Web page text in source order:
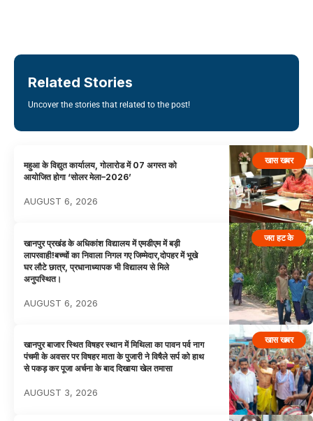
Related Stories
Uncover the stories that related to the post!
खास खबर
महुआ के विद्युत कार्यालय, गोलारोड में 07 अगस्त को
आयोजित होगा ‘सोलर मेला–2026’
AUGUST 6, 2026
जरा हट के
खानपुर प्रखंड के अधिकांश विद्यालय में एमडीएम में बड़ी
लापरवाही!बच्चों का निवाला निगल गए जिम्मेदार,दोपहर में भूखे
घर लौटे छात्र, प्रधानाध्यापक भी विद्यालय से मिले
अनुपस्थित।
AUGUST 6, 2026
खास खबर
खानपुर बाजार स्थित विषहर स्थान में मिथिला का पावन पर्व नाग
पंचमी के अवसर पर विषहर माता के पुजारी ने विषैले सर्प को हाथ
से पकड़ कर पूजा अर्चना के बाद दिखाया खेल तमासा
AUGUST 3, 2026